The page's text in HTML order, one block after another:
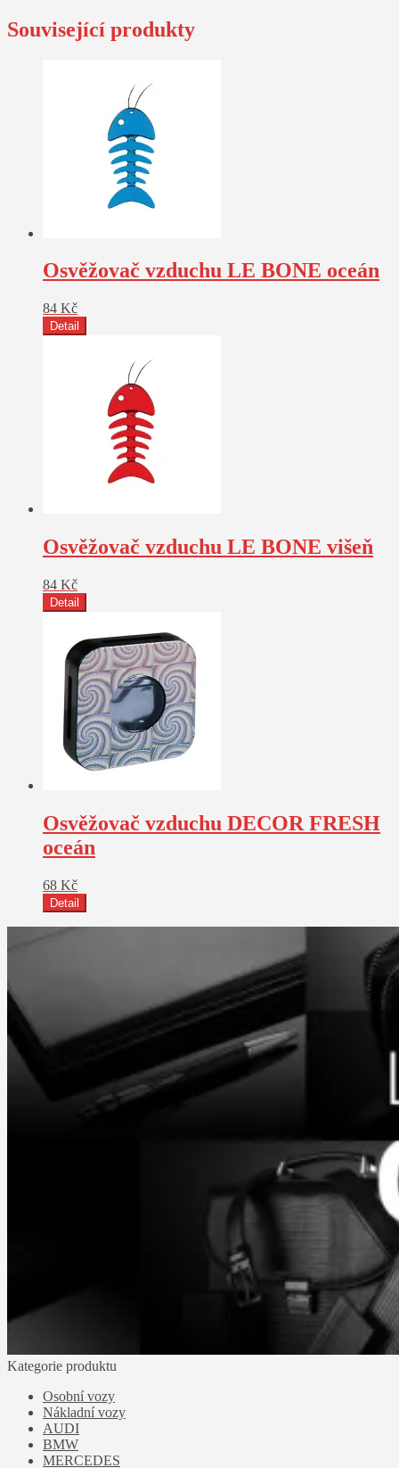
Související produkty
Osvěžovač vzduchu LE BONE oceán
84 Kč
Detail
Osvěžovač vzduchu LE BONE višeň
84 Kč
Detail
Osvěžovač vzduchu DECOR FRESH
oceán
68 Kč
Detail
Kategorie produktu
Osobní vozy
Nákladní vozy
AUDI
BMW
MERCEDES